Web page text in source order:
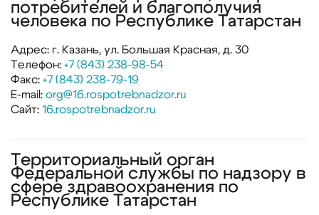
потребителей и благополучия
человека по Республике Татарстан
Адрес: г. Казань, ул. Большая Красная, д. 30
Телефон: +7 (843) 238-98-54
Факс: +7 (843) 238-79-19
E-mail: org@16.rospotrebnadzor.ru
Сайт: 16.rospotrebnadzor.ru
Территориальный орган
Федеральной службы по надзору в
сфере здравоохранения по
Республике Татарстан